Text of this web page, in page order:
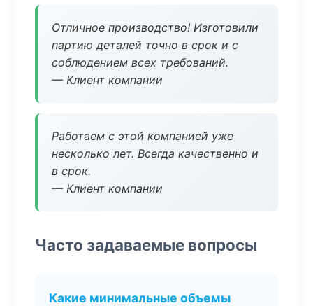
Отличное производство! Изготовили
партию деталей точно в срок и с
соблюдением всех требований.
— Клиент компании
Работаем с этой компанией уже
несколько лет. Всегда качественно и
в срок.
— Клиент компании
Часто задаваемые вопросы
Какие минимальные объемы